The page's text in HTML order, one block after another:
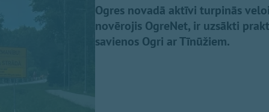
Ogres novadā aktīvi turpinās
novērojis OgreNet, ir uzsākti
savienos Ogri ar Tīnūžiem.